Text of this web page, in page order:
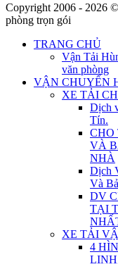
Copyright 2006 - 2026 ©
phòng trọn gói
TRANG CHỦ
Vận Tải
văn phòng
VẬN CHUYỂN
XE TẢI
Dịch
Tín.
CHO
VÀ
NHÀ
Dịch
Và
DV
TẠI
XE TẢI
4